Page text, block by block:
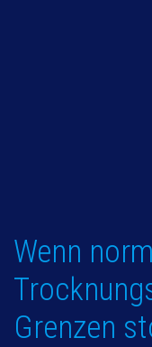
Wenn
Grenzen